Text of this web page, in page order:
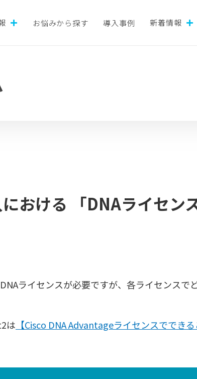
お悩みから探す 導入事例 新着情報
おける 「DNAライセンス
ライセンスが必要ですが、各ライセンスで
は 【Cisco DNA Advantageライセンスでできる